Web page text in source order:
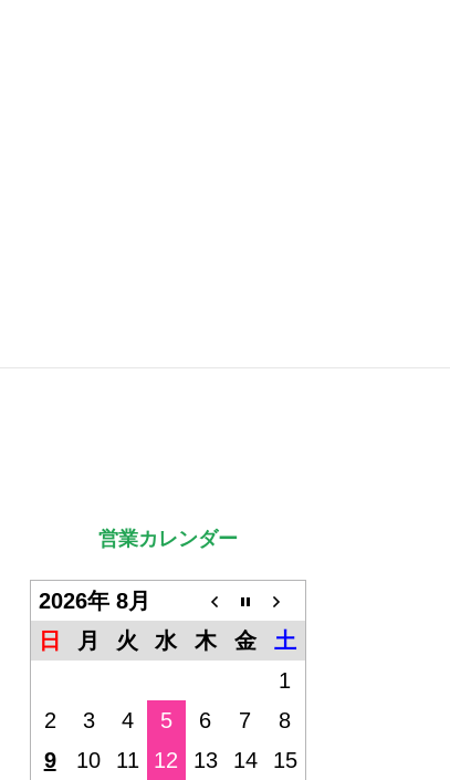
営業カレンダー
2026年 8月
日
月 火 水 木 金
土
1
2
3 4 5 6 7
8
9
10 11 12 13 14 15